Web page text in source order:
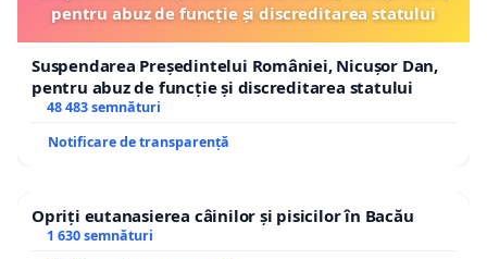
pentru abuz de funcție și discreditarea statului
Suspendarea Președintelui României, Nicușor Dan,
pentru abuz de funcție și discreditarea statului
48 483 semnături
Notificare de transparență
Opriți eutanasierea câinilor și pisicilor în Bacău
1 630 semnături